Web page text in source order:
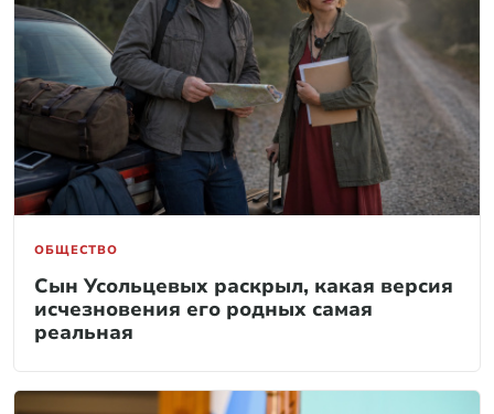
ОБЩЕСТВО
Сын Усольцевых раскрыл, какая версия
исчезновения его родных самая
реальная